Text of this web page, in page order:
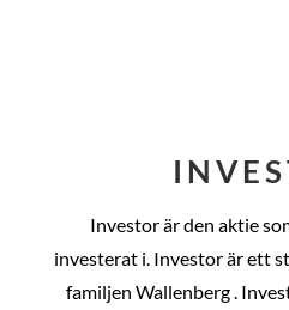
Investor är den aktie
investerat i. Investor är ett
familjen Wallenberg .